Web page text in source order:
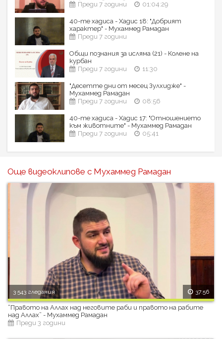
Преди 7 години
01:04:29
40-те хадиса - Хадис 18: "Добрият
характер" - Мухаммед Рамадан
Преди 7 години
Общи познания за исляма (21) - Колене на
курбан
Преди 7 години
11:30
"Десетте дни от месец Зулхидже" -
Мухаммед Рамадан
Преди 7 години
08:56
40-те хадиса - Хадис 17: "Отношението
към животните" - Мухаммед Рамадан
Преди 7 години
05:41
Още видеоклипове с Мухаммед Рамадан
3 543 гледания 37:56
“Правото на Аллах над неговите раби и правото на рабите
над Аллах” - Мухаммед Рамадан
Преди 3 години